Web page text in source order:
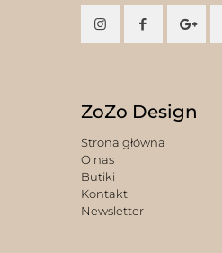
ZoZo Design
Strona główna
O nas
Butiki
Kontakt
Newsletter